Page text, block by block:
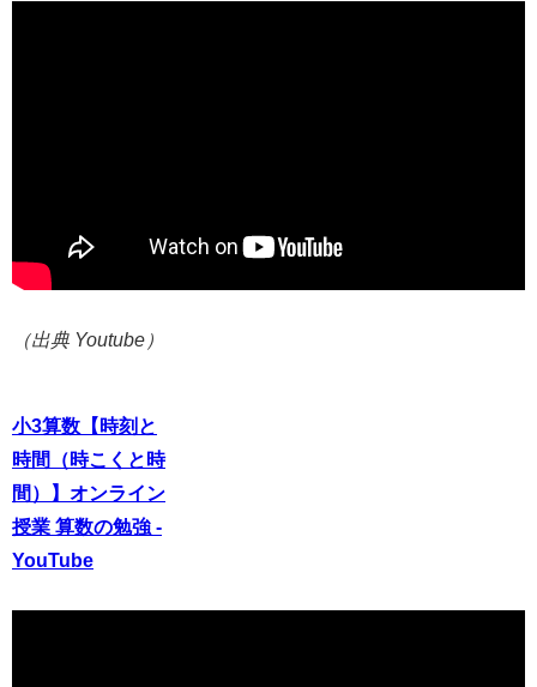
（出典 Youtube）
小3算数【時刻と
時間（時こくと時
間）】オンライン
授業 算数の勉強 -
YouTube